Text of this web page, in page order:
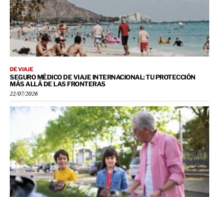
DE VIAJE
SEGURO MÉDICO DE VIAJE INTERNACIONAL: TU PROTECCIÓN
MÁS ALLÁ DE LAS FRONTERAS
22/07/2026